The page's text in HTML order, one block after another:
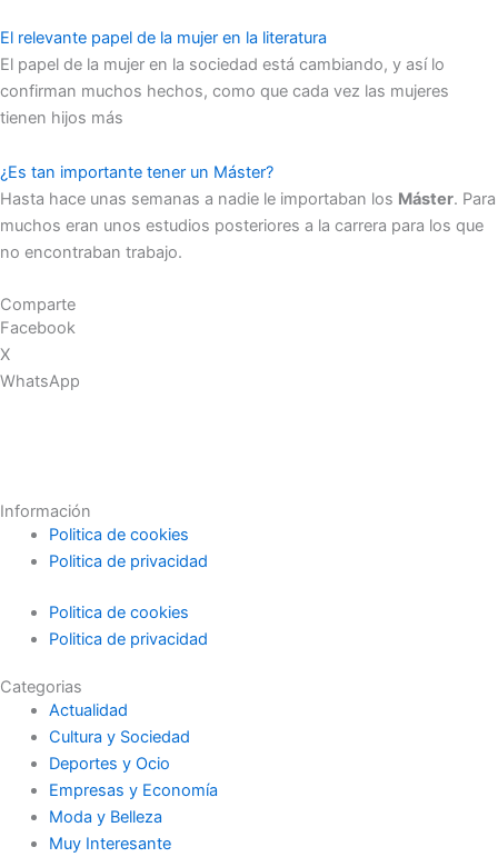
El relevante papel de la mujer en la literatura
El papel de la mujer en la sociedad está cambiando, y así lo
confirman muchos hechos, como que cada vez las mujeres
tienen hijos más
¿Es tan importante tener un Máster?
Hasta hace unas semanas a nadie le importaban los Máster. Para
muchos eran unos estudios posteriores a la carrera para los que
no encontraban trabajo.
Comparte
Facebook
X
WhatsApp
Información
Politica de cookies
Politica de privacidad
Politica de cookies
Politica de privacidad
Categorias
Actualidad
Cultura y Sociedad
Deportes y Ocio
Empresas y Economía
Moda y Belleza
Muy Interesante